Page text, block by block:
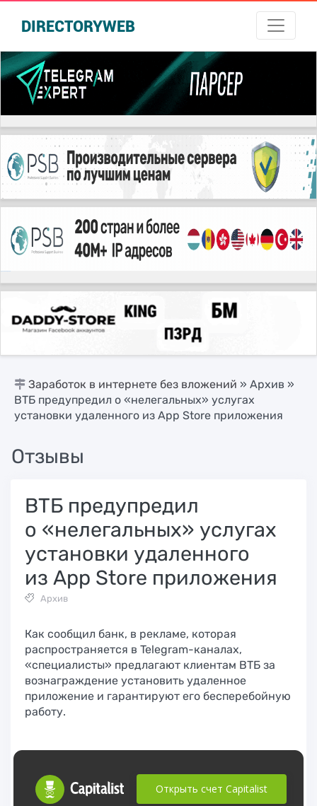
DIRECTORYWEB
Заработок в интернете без вложений » Архив »
ВТБ предупредил о «нелегальных» услугах
установки удаленного из App Store приложения
Отзывы
ВТБ предупредил
о «нелегальных» услугах
установки удаленного
из App Store приложения
Архив
Как сообщил банк, в рекламе, которая
распространяется в Telegram-каналах,
«специалисты» предлагают клиентам ВТБ за
вознаграждение установить удаленное
приложение и гарантируют его бесперебойную
работу.
Открыть счет Capitalist